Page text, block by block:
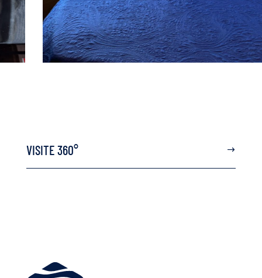
VISITE 360°